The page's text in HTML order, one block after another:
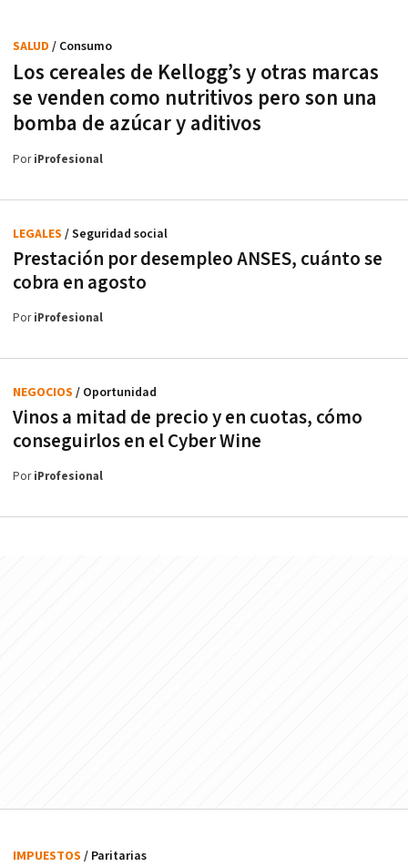
Los cereales de Kellogg’s y otras marcas
se venden como nutritivos pero son una
bomba de azúcar y aditivos
SALUD / Consumo
PoriProfesional
Prestación por desempleo ANSES, cuánto se
cobra en agosto
LEGALES / Seguridad social
PoriProfesional
Vinos a mitad de precio y en cuotas, cómo
conseguirlos en el Cyber Wine
NEGOCIOS / Oportunidad
PoriProfesional
IMPUESTOS / Paritarias